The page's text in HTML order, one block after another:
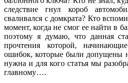
следствие гнул короб
сваливался с домкрата? Кто
момент, когда не смог ее найти в
поэтому я думаю, что данная
прочтения которой,
ошибок, которые были допущены
нужна и для кого статья мы
главному….